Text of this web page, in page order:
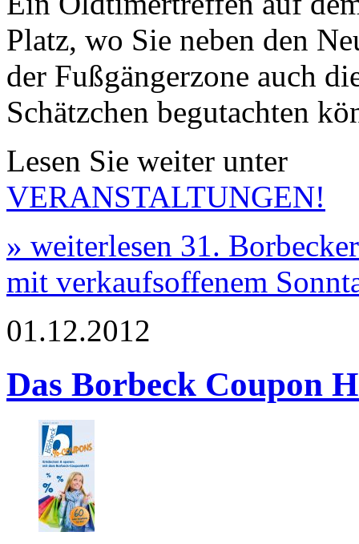
Platz, wo Sie neben den
der Fußgängerzone auch
Schätzchen begutachten
Lesen Sie weiter unter
VERANSTALTUNGEN!
» weiterlesen 31.
mit verkaufsoffenem
01.12.2012
Das Borbeck Coupon